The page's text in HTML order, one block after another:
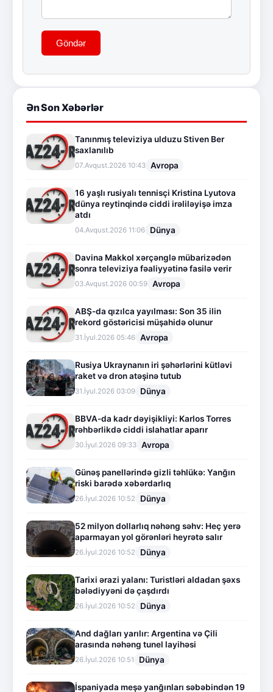
Göndər
Ən Son Xəbərlər
Tanınmış televiziya ulduzu Stiven Ber
saxlanılıb
07.Avqust.2026 10:43 Avropa
16 yaşlı rusiyalı tennisçi Kristina Lyutova
dünya reytinqində ciddi irəliləyişə imza
atdı
04.Avqust.2026 11:06 Dünya
Davina Makkol xərçənglə mübarizədən
sonra televiziya fəaliyyətinə fasilə verir
03.Avqust.2026 00:59 Avropa
ABŞ-da qızılca yayılması: Son 35 ilin
rekord göstəricisi müşahidə olunur
31.İyul.2026 05:46 Avropa
Rusiya Ukraynanın iri şəhərlərini kütləvi
raket və dron atəşinə tutub
31.İyul.2026 03:09 Dünya
BBVA-da kadr dəyişikliyi: Karlos Torres
rəhbərlikdə ciddi islahatlar aparır
30.İyul.2026 09:33 Avropa
Günəş panellərində gizli təhlükə: Yanğın
riski barədə xəbərdarlıq
26.İyul.2026 10:52 Dünya
52 milyon dollarlıq nəhəng səhv: Heç yerə
aparmayan yol görənləri heyrətə salır
26.İyul.2026 10:52 Dünya
Tarixi ərazi yalanı: Turistləri aldadan şəxs
bələdiyyəni də çaşdırdı
26.İyul.2026 10:52 Dünya
And dağları yarılır: Argentina və Çili
arasında nəhəng tunel layihəsi
26.İyul.2026 10:51 Dünya
İspaniyada meşə yanğınları səbəbindən 19